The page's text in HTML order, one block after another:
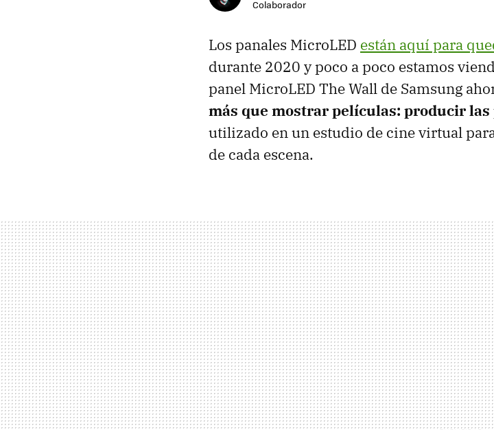
Colaborador
Los panales MicroLED están aquí para
durante 2020 y poco a poco estamos
panel MicroLED The Wall de Samsung
más que mostrar películas: producir
utilizado en un estudio de cine virtual
de cada escena.